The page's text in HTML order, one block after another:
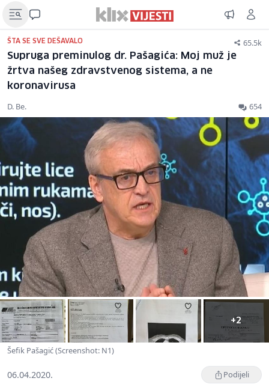
ŠTA SE SVE DEŠAVALO 65.5k
Supruga preminulog dr. Pašagića: Moj muž je
žrtva našeg zdravstvenog sistema, a ne
koronavirusa
D. Be. 654
+2
Šefik Pašagić (Screenshot: N1)
06.04.2020. Podijeli